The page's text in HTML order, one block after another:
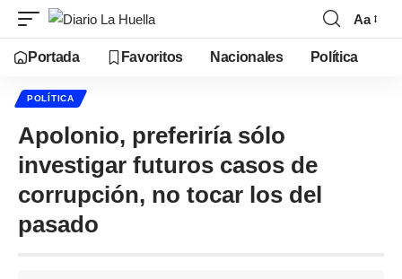
Aa
Portada Favoritos Nacionales Política
POLÍTICA
Apolonio, preferiría sólo
investigar futuros casos de
corrupción, no tocar los del
pasado